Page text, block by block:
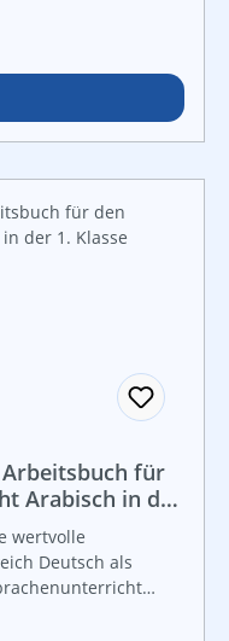
(Vergleich mit
orange – rot)•
Rationale
für
Arabisch in der
v.1.1
wertvolle
Deutsch als